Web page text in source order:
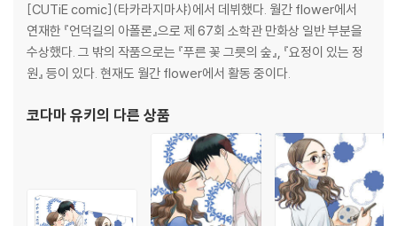
[CUTiE comic](타카라지마샤)에서 데뷔했다. 월간 flower에서
연재한 『언덕길의 아폴론』으로 제 67회 소학관 만화상 일반 부분을
수상했다. 그 밖의 작품으로는 『푸른 꽃 그릇의 숲』, 『요정이 있는 정
원』 등이 있다. 현재도 월간 flower에서 활동 중이다.
코다마 유키 의 다른 상품